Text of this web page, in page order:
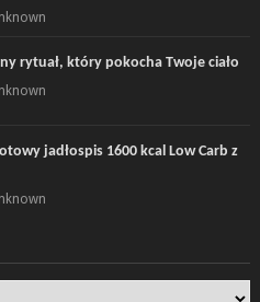
rytuał, który pokocha Twoje ciało
jadłospis 1600 kcal Low Carb z